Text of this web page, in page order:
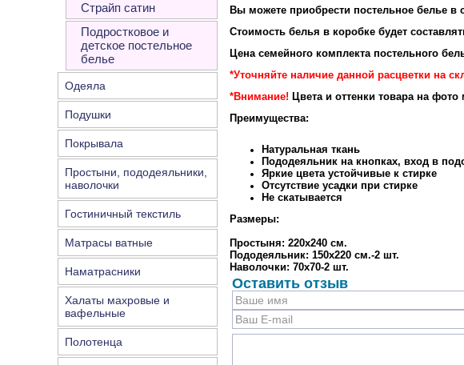
Страйп сатин
Подростковое и
детское постельное
белье
Одеяла
Подушки
Покрывала
Простыни, пододеяльники,
наволочки
Гостиничный текстиль
Матрасы ватные
Наматрасники
Халаты махровые и
вафельные
Полотенца
Вы можете приобрести постельное белье в
Стоимость белья в коробке будет
Цена семейного комплекта постельного
*Уточняйте наличие данной расцветки на
*Внимание! Цвета и оттенки товара на
Преимущества:
Натуральная ткань
Пододеяльник на кнопках, вход в
Яркие цвета устойчивые к стирке
Отсутствие усадки при стирке
Не скатывается
Размеры:
Простыня: 220х240 см.
Пододеяльник: 150х220 см.-2 шт.
Наволочки: 70х70-2 шт.
Оставить отзыв